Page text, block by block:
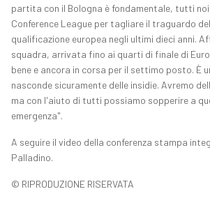
partita con il Bologna è fondamentale, tutti
Conference League per tagliare il traguardo
qualificazione europea negli ultimi dieci anni.
squadra, arrivata fino ai quarti di finale di
bene e ancora in corsa per il settimo posto. È
nasconde sicuramente delle insidie. Avremo
ma con l'aiuto di tutti possiamo sopperire a
emergenza".
A seguire il video della conferenza stampa
Palladino.
© RIPRODUZIONE RISERVATA